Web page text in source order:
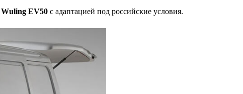
Wuling EV50 с адаптацией под российские условия.